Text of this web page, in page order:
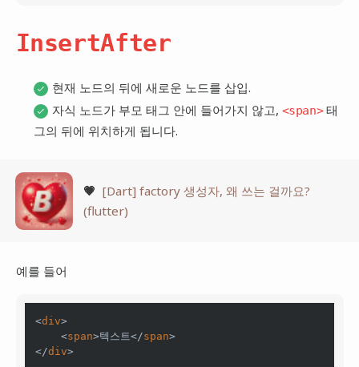
InsertAfter
현재 노드의 뒤에 새로운 노드를 삽입.
자식 노드가 부모 태그 안에 들어가지 않고, <span>태
그의 뒤에 위치하게 됩니다.
💗 [Dart] factory 생성자, 왜 쓰는 걸까요?
(flutter)
예를 들어
<div>
    <
span>텍스트</span>
</div